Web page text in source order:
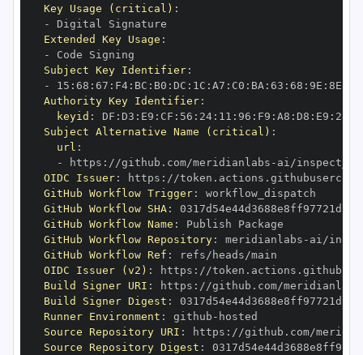
Key Usage (critical) :
-
Extended Key Usage :
-
Subject Key Identifier:
-
15 : 68 : 67 : F4: BC : B0 : DC : 1C : A7 : C0 : BA : 63 : 68 : 9E : 8E
Authority Key Identifier:
keyid : DF : D3 : E9 : CF : 56 : 24: 11 : 96 : F9 : A8 : D8 : E9 : 28
Subject Alternative Name (critical) :
url :
-
https : //github.com/meridianlabs -
OIDC Issuer: https :
GitHub Workflow Trigger:
GitHub Workflow SHA:
GitHub Workflow Name :
GitHub Workflow Repository: meridianlabs -
GitHub Workflow Ref :
OIDC Issuer (v2) : https :
Build Signer URI : https : //github.com/meridianlabs
Build Signer Digest :
Runner Environment : github -
Source Repository URI : https : //github.com/
Source Repository Digest :